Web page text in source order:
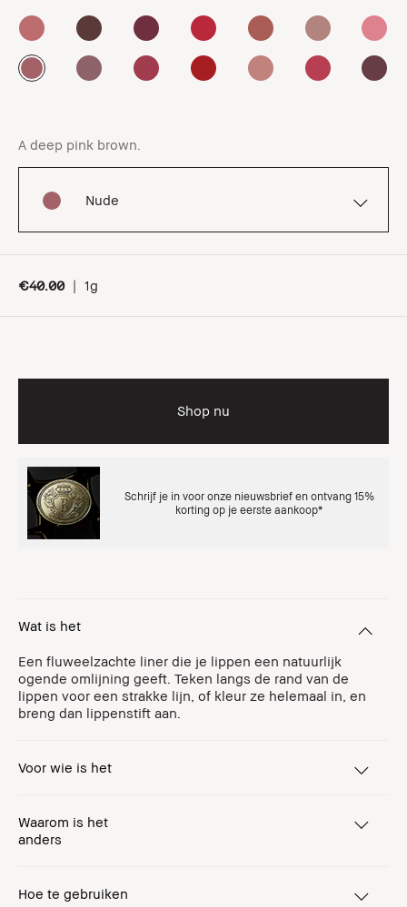
A deep pink brown.
Nude
€40.00 | 1g
Shop nu
Schrijf je in voor onze nieuwsbrief en ontvang 15%
korting op je eerste aankoop*
Wat is het
Een fluweelzachte liner die je lippen een natuurlijk
ogende omlijning geeft. Teken langs de rand van de
lippen voor een strakke lijn, of kleur ze helemaal in, en
breng dan lippenstift aan.
Voor wie is het
Waarom is het
anders
Hoe te gebruiken